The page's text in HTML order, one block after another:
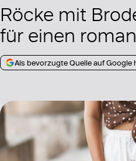
Röcke mit
für einen
Als bevorzugte Quelle auf Google